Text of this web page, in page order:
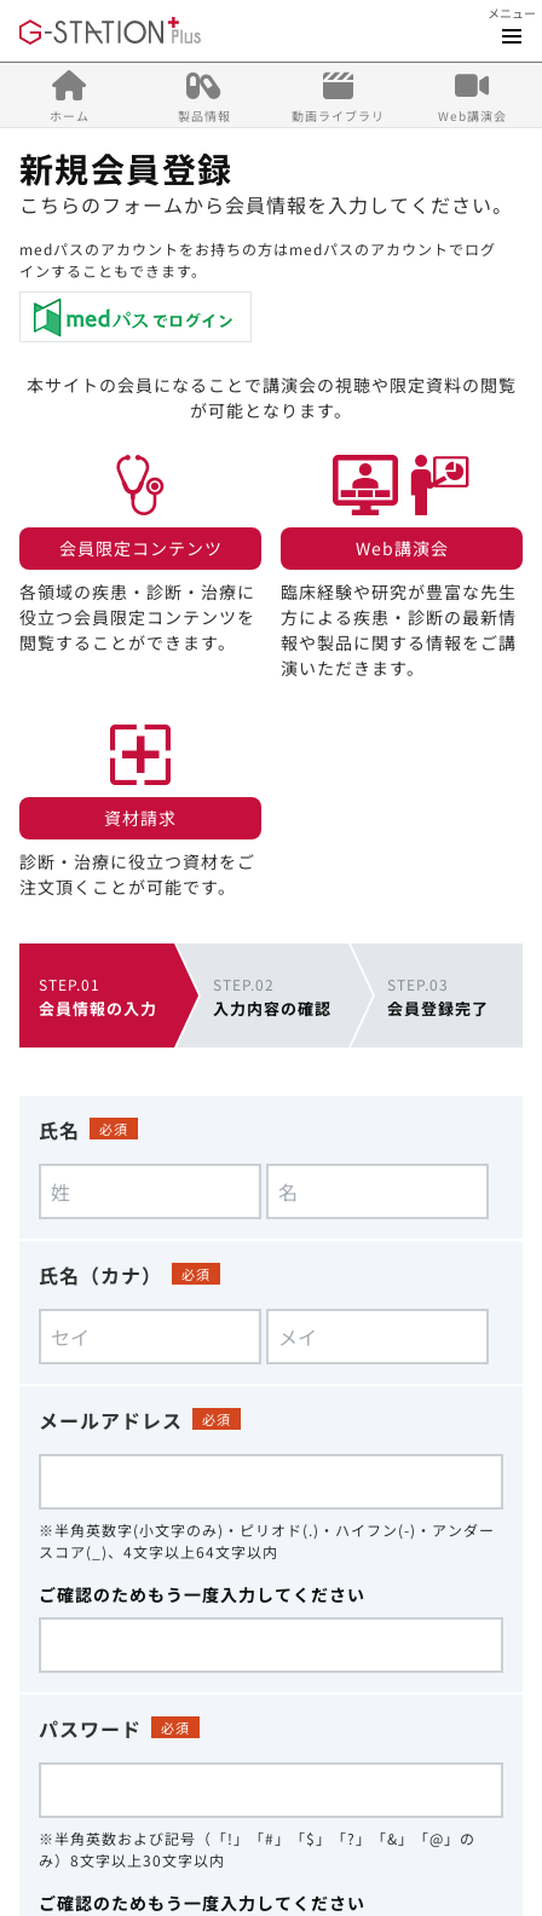
メニュー
ホーム 製品情報 動画ライブラリ Web講演会
新規会員登録
こちらのフォームから会員情報を入力してください。
medパスのアカウントをお持ちの方はmedパスのアカウントでログ
インすることもできます。
本サイトの会員になることで講演会の視聴や限定資料の閲覧
が可能となります。
会員限定コンテンツ​
各領域の疾患・診断・治療に
役立つ会員限定コンテンツを
閲覧することができます。​
Web講演会​
臨床経験や研究が豊富な先生
方による疾患・診断の最新情
報や製品に関する情報をご講
演いただきます。
資材請求​
診断・治療に役立つ資材をご
注文頂くことが可能です。
STEP.01
会員情報の入力
STEP.02
入力内容の確認
STEP.03
会員登録完了
氏名 必須
氏名（カナ） 必須
メールアドレス 必須
※半角英数字(小文字のみ)・ピリオド(.)・ハイフン(-)・アンダー
スコア(_)、4文字以上64文字以内
ご確認のためもう一度入力してください
パスワード 必須
※半角英数および記号（「!」「#」「$」「?」「&」「@」の
み）8文字以上30文字以内
ご確認のためもう一度入力してください